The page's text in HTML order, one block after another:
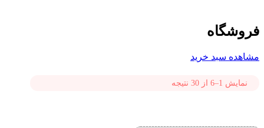
فروشگاه
مشاهده سبد خرید
نمایش 1–6 از 30 نتیجه